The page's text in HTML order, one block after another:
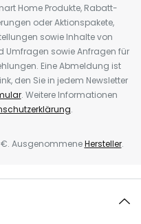
Home Produkte, Rabatt-
oder Aktionspakete,
sowie Inhalte von
Umfragen sowie Anfragen für
Eine Abmeldung ist
den Sie in jedem Newsletter
. Weitere Informationen
.
AusgenommeneHersteller.